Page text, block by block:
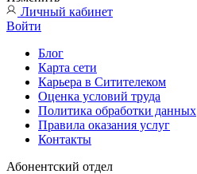
Личный кабинет
Войти
Блог
Карта сети
Карьера в Ситителеком
Оценка условий труда
Политика обработки данных
Правила оказания услуг
Контакты
Абонентский отдел